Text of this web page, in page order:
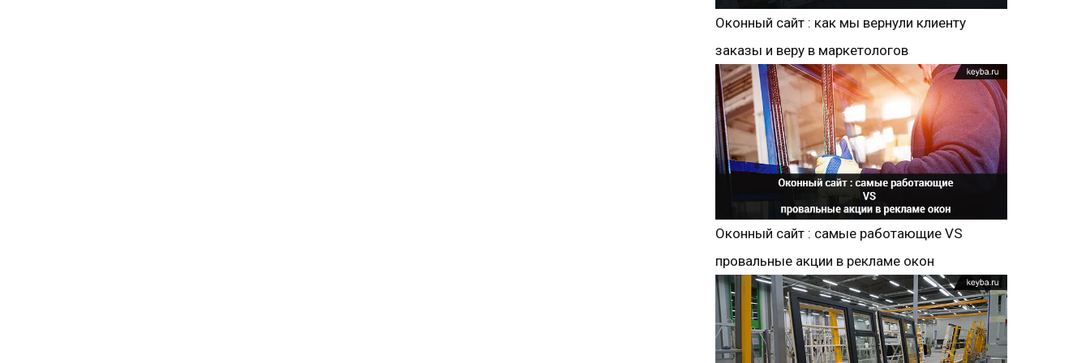
Оконный сайт : как мы вернули клиенту
заказы и веру в маркетологов
Оконный сайт : самые работающие VS
провальные акции в рекламе окон